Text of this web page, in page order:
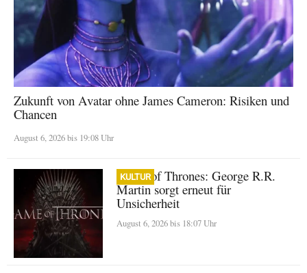
Zukunft von Avatar ohne James Cameron: Risiken und
Chancen
August 6, 2026 bis 19:08 Uhr
KULTUR
Game of Thrones: George R.R.
Martin sorgt erneut für
Unsicherheit
August 6, 2026 bis 18:07 Uhr